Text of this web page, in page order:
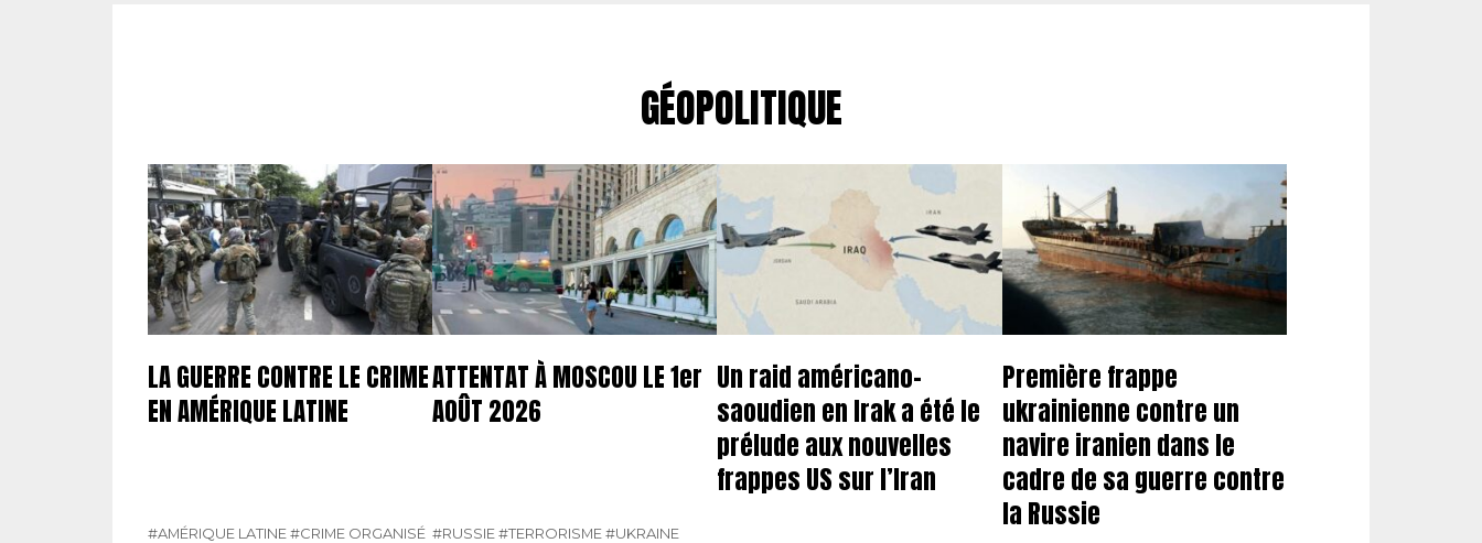
GÉOPOLITIQUE
LA GUERRE CONTRE LE CRIME
EN AMÉRIQUE LATINE
#AMÉRIQUE LATINE#CRIME ORGANISÉ
ATTENTAT À MOSCOU LE 1er
AOÛT 2026
#RUSSIE #TERRORISME #UKRAINE
Un raid américano-
saoudien en Irak a été le
prélude aux nouvelles
frappes US sur l’Iran
Première frappe
ukrainienne contre un
navire iranien dans le
cadre de sa guerre contre
la Russie